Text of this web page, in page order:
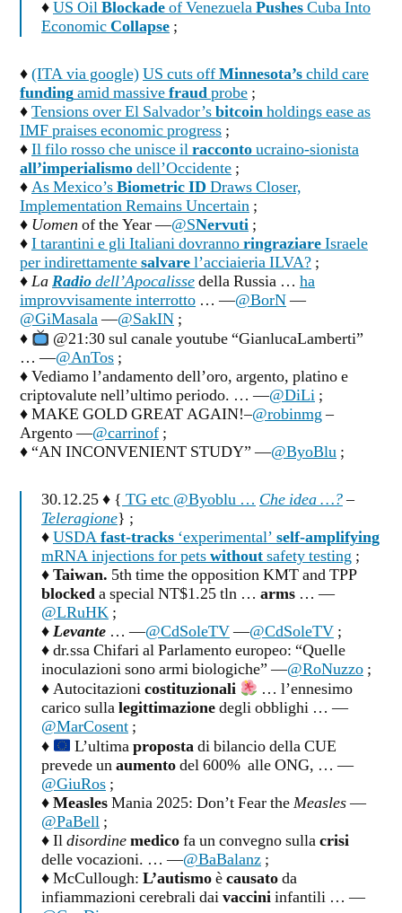
♦US OilBlockadeof VenezuelaPushesCuba Into
EconomicCollapse ;
♦(ITA via google)US cuts offMinnesota’schild care
fundingamid massivefraudprobe ;
♦Tensions over El Salvador’sbitcoinholdings ease as
IMF praises economic progress ;
♦Il filo rosso che unisce ilraccontoucraino-sionista
all’imperialismodell’Occidente ;
♦As Mexico’sBiometric ID Draws Closer,
Implementation Remains Uncertain ;
♦ Uomen of the Year —@SNervuti ;
♦I tarantini e gli Italiani dovrannoringraziareIsraele
per indirettamentesalvarel’acciaieria ILVA? ;
♦LaRadiodell’Apocalissedella Russia … ha
improvvisamente interrotto … —@BorN—
@GiMasala—@SakIN ;
♦
@21:30 sul canale youtube “GianlucaLamberti”
… —@AnTos ;
♦ Vediamo l’andamento dell’oro, argento, platino e
criptovalute nell’ultimo periodo. … —@DiLi ;
♦ MAKE GOLD GREAT AGAIN!–@robinmg–
Argento —@carrinof ;
♦ “AN INCONVENIENT STUDY” —@ByoBlu ;
30.12.25 ♦ { TG etc @Byoblu … Che idea …?–
Teleragione} ;
♦USDAfast-tracks ‘experimental’ self-amplifying
mRNA injections for petswithoutsafety testing ;
♦Taiwan. 5th time the opposition KMT and TPP
blockeda special NT$1.25 tln … arms … —
@LRuHK ;
♦Levante … —@CdSoleTV—@CdSoleTV ;
♦ dr.ssa Chifari al Parlamento europeo: “Quelle
inoculazioni sono armi biologiche” —@RoNuzzo ;
♦ Autocitazionicostituzionali
… l’ennesimo
carico sullalegittimazionedegli obblighi … —
@MarCosent ;
♦
L’ultimapropostadi bilancio della CUE
prevede unaumentodel 600% alle ONG, … —
@GiuRos ;
♦MeaslesMania 2025: Don’t Fear theMeasles—
@PaBell ;
♦ Ildisordinemedicofa un convegno sullacrisi
delle vocazioni. … —@BaBalanz ;
♦ McCullough: L’autismoècausatoda
infiammazioni cerebrali daivacciniinfantili … —